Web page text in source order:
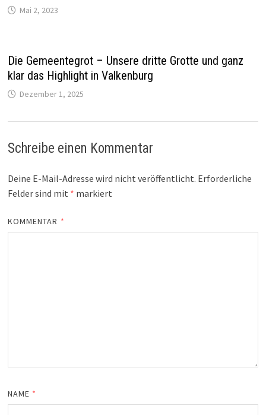
Mai 2, 2023
Die Gemeentegrot – Unsere dritte Grotte und ganz
klar das Highlight in Valkenburg
Dezember 1, 2025
Schreibe einen Kommentar
Deine E-Mail-Adresse wird nicht veröffentlicht. Erforderliche
Felder sind mit * markiert
KOMMENTAR *
NAME *